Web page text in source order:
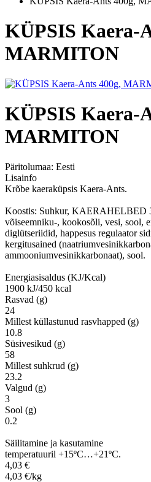
KÜPSIS Kaera-
MARMITON
KÜPSIS Kaera-
MARMITON
Päritolumaa: Eesti
Lisainfo
Krõbe kaeraküpsis Kaera-Ants.
Koostis: Suhkur, KAERAHELBED
võiseemniku-, kookosõli, vesi, sool,
diglütseriidid, happesus regulaator
kergitusained
ammooniumvesinikkarbonaat), sool.
Energiasisaldus (KJ/Kcal)
1900 kJ/450 kcal
Rasvad (g)
24
Millest küllastunud rasvhapped (g)
10.8
Süsivesikud (g)
58
Millest suhkrud (g)
23.2
Valgud (g)
3
Sool (g)
0.2
Säilitamine ja kasutamine
temperatuuril +15ºC…+21ºC.
4,03 €
4,03 €/kg